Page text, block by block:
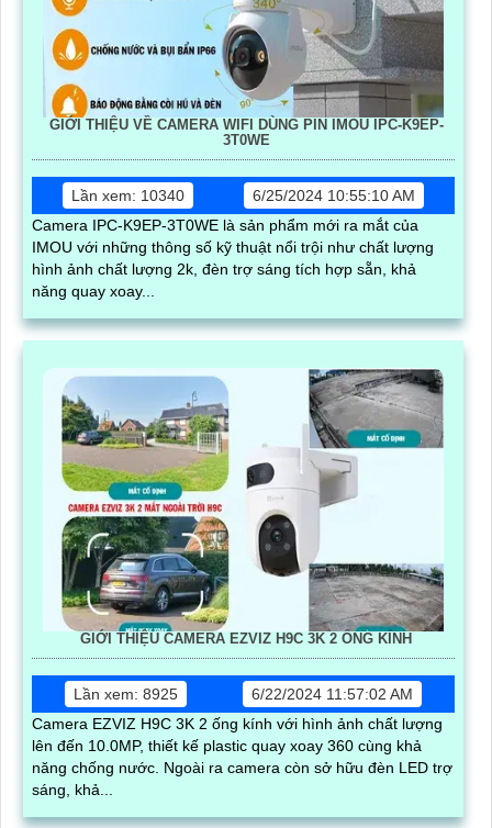
GIỚI THIỆU VỀ CAMERA WIFI DÙNG PIN IMOU IPC-K9EP-
3T0WE
Lần xem: 10340
6/25/2024 10:55:10 AM
Camera IPC-K9EP-3T0WE là sản phẩm mới ra mắt của
IMOU với những thông số kỹ thuật nổi trội như chất lượng
hình ảnh chất lượng 2k, đèn trợ sáng tích hợp sẵn, khả
năng quay xoay...
GIỚI THIỆU CAMERA EZVIZ H9C 3K 2 ỐNG KÍNH
Lần xem: 8925
6/22/2024 11:57:02 AM
Camera EZVIZ H9C 3K 2 ống kính với hình ảnh chất lượng
lên đến 10.0MP, thiết kế plastic quay xoay 360 cùng khả
năng chống nước. Ngoài ra camera còn sở hữu đèn LED trợ
sáng, khả...